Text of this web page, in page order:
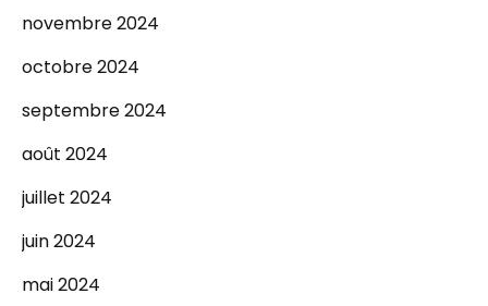
novembre 2024
octobre 2024
septembre 2024
août 2024
juillet 2024
juin 2024
mai 2024